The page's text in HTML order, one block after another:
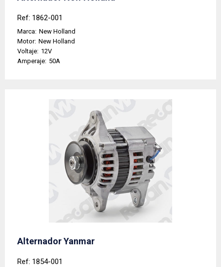
Ref: 1862-001
Marca: New Holland
Motor: New Holland
Voltaje: 12V
Amperaje: 50A
Alternador Yanmar
Ref: 1854-001